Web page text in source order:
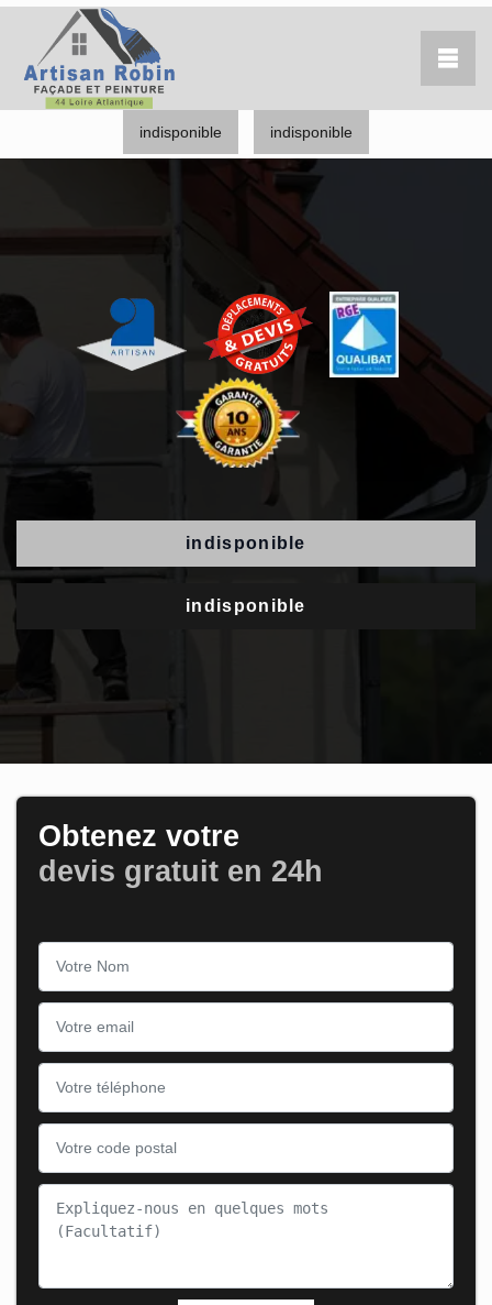
indisponible indisponible
indisponible
indisponible
Obtenez votre
devis gratuit en 24h